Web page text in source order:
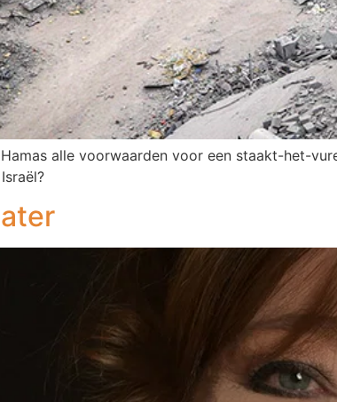
alle voorwaarden voor een staakt-het-